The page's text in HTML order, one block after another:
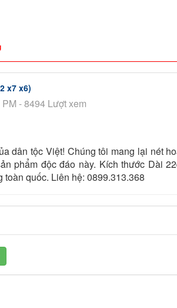
x7 x6)
- 8494 Lượt xem
dân tộc Việt! Chúng tôi mang lại nét
phẩm độc đáo này. Kích thước Dài
quốc. Liên hệ: 0899.313.368